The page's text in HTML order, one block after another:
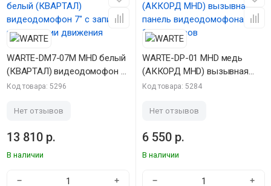
WARTE-DM7-07M MHD белый
(КВАРТАЛ) видеодомофон 7"
c записью по детекции
Код товара: 5296
Нет отзывов
13 810 р.
В наличии
− +
WARTE-DP-01 MHD медь
(АККОРД MHD) вызывная
панель видеодомофона 2mp
Код товара: 5284
Нет отзывов
6 550 р.
В наличии
− +